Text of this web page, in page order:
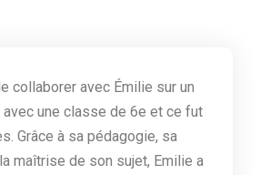
collaborer avec Émilie sur un
une classe de 6e et ce fut
Grâce à sa pédagogie, sa
maîtrise de son sujet, Emilie a